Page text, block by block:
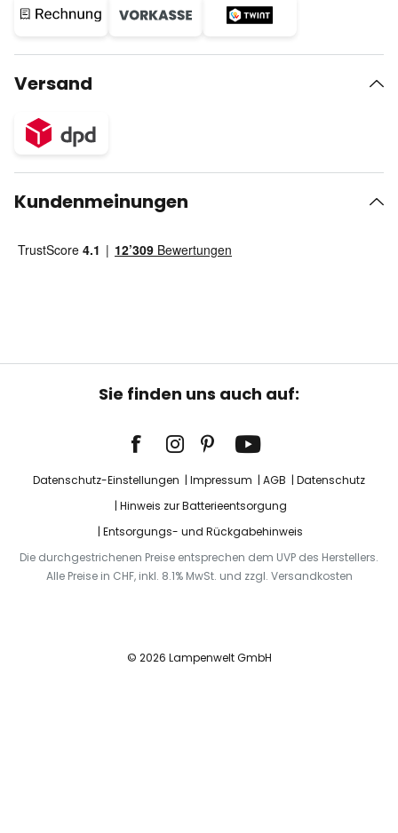
Versand
Kundenmeinungen
Sie finden uns auch auf:
Datenschutz-Einstellungen Impressum AGB
Datenschutz
Hinweis zur Batterieentsorgung
Entsorgungs- und Rückgabehinweis
Die durchgestrichenen Preise entsprechen dem UVP des Herstellers.
Alle Preise in CHF, inkl. 8.1% MwSt. und zzgl. Versandkosten
© 2026 Lampenwelt GmbH